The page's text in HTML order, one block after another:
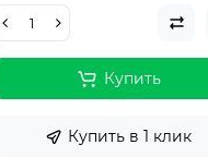
Купить
Купить в 1 клик